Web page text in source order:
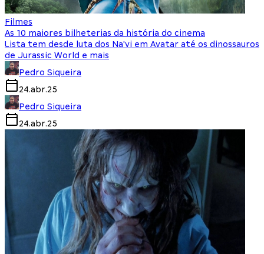
Filmes
As 10 maiores bilheterias da história do cinema
Lista tem desde luta dos Na'vi em Avatar até os dinossauros
de Jurassic World e mais
Pedro Siqueira
24.abr.25
Pedro Siqueira
24.abr.25